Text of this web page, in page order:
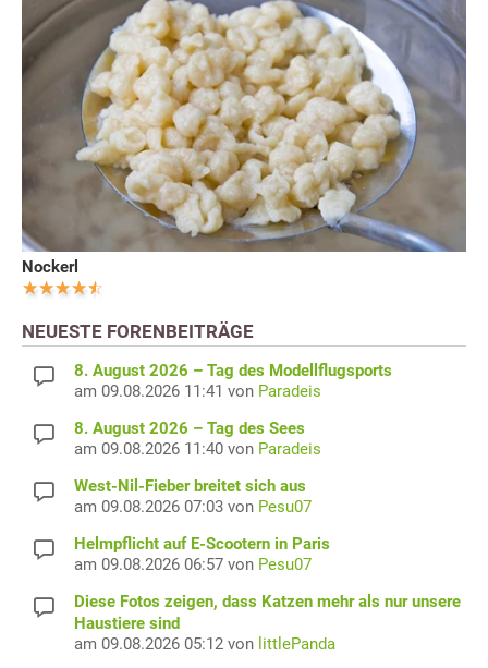
Nockerl
NEUESTE FORENBEITRÄGE
8. August 2026 – Tag des Modellflugsports
am 09.08.2026 11:41 von Paradeis
8. August 2026 – Tag des Sees
am 09.08.2026 11:40 von Paradeis
West-Nil-Fieber breitet sich aus
am 09.08.2026 07:03 von Pesu07
Helmpflicht auf E-Scootern in Paris
am 09.08.2026 06:57 von Pesu07
Diese Fotos zeigen, dass Katzen mehr als nur unsere
Haustiere sind
am 09.08.2026 05:12 von littlePanda